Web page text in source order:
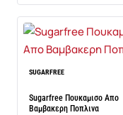
SUGARFREE
Sugarfree Πουκαμισο Απο
Βαμβακερη Ποπλινα